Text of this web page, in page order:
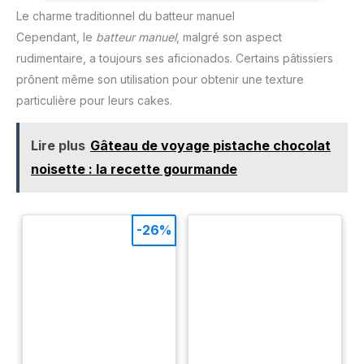
le monde, pour contribuer à la protection de
Le charme traditionnel du batteur manuel
Cependant, le batteur manuel, malgré son aspect
rudimentaire, a toujours ses aficionados. Certains pâtissiers
prônent même son utilisation pour obtenir une texture
particulière pour leurs cakes.
Lire plus Gâteau de voyage pistache chocolat
noisette : la recette gourmande
-26%